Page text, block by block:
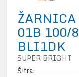
01B 100/
BLI1DK
SUPER BRIGHT
Šifra: